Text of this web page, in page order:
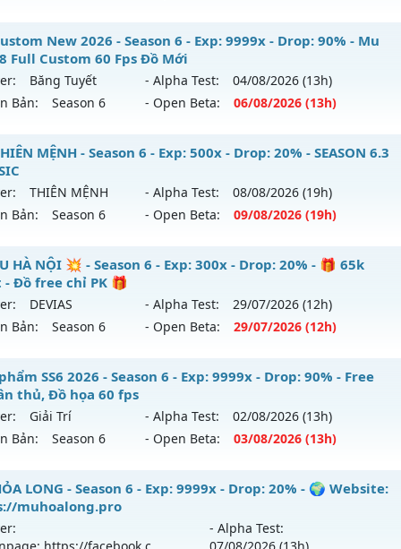
loại: Mu Nguyên bản Webzen
GoldShield
LONG 6.9 - 🌍 Website: https://muhoalong.pro
ra tháng 08 2026 - Mở máy chủ https://facebook.com/
05/08/2626
Non Reset
Mu Nguyên bản Webzen
XShield
New 2026 - Season 6 - Exp: 9999x - Drop: 90% - Mu
Full Custom 60 Fps Đồ Mới
Băng Tuyết - Alpha Test: 04/08/2026 (13h)
Bản:
Season 6 - Open Beta: 06/08/2026 (13h)
Custom New 2026 - Mu Ss6.18 Full Custom 60 Fps Đồ Mới
mới ra tháng 08 2026 - Mở máy chủBăng Tuyết
vào 13h
9999x - Drop: 90%
loại: Mu Custom thêm đồ mới
Gold Dragon
MỆNH - Season 6 - Exp: 500x - Drop: 20% - SEASON 6.3
THIÊN MỆNH - Alpha Test: 08/08/2026 (19h)
Bản:
Season 6 - Open Beta: 09/08/2026 (19h)
THIÊN MỆNH - SEASON 6.3 CLASSIC
mới ra tháng 08 2026 - Mở máy chủTHIÊN MỆNH
500x - Drop: 20%
loại: Mu Nguyên bản Webzen
Antihack chạy bằng cơm
HÀ NỘI 💥 - Season 6 - Exp: 300x - Drop: 20% - 🎁 65k
- Đồ free chỉ PK 🎁
DEVIAS - Alpha Test: 29/07/2026 (12h)
Bản:
Season 6 - Open Beta: 29/07/2026 (12h)
MU HÀ NỘI 💥 - 🎁 65k Point - Đồ free chỉ PK 🎁
mới ra tháng 07 2026 - Mở máy chủDEVIASvào 12h ngày
300x - Drop: 20%
loại: Mu Custom thêm đồ mới
BDCAM
SS6 2026 - Season 6 - Exp: 9999x - Drop: 90% - Free
thủ, Đồ họa 60 fps
Giải Trí - Alpha Test: 02/08/2026 (13h)
Bản:
Season 6 - Open Beta: 03/08/2026 (13h)
phẩm SS6 2026 - Free set tân thủ, Đồ họa 60 fps
mới ra tháng 08 2026 - Mở máy chủ
Giải Trí
LONG - Season 6 - Exp: 9999x - Drop: 20% - 🌍 Website:
muhoalong.pro
- Alpha Test: